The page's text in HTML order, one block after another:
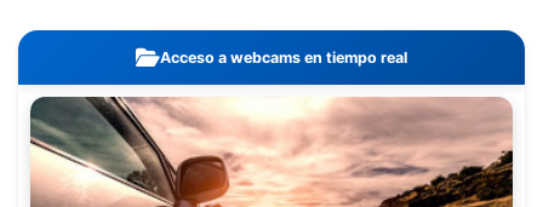
Acceso a webcams en tiempo real